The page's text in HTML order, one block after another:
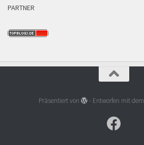
PARTNER
Präsentiert von - Entworfen mit dem